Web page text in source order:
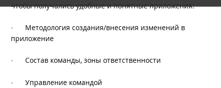
чтобы получались удобные и понятные приложения:
· Методология создания/внесения изменений в
приложение
·Состав команды, зоны ответственности
·Управление командой